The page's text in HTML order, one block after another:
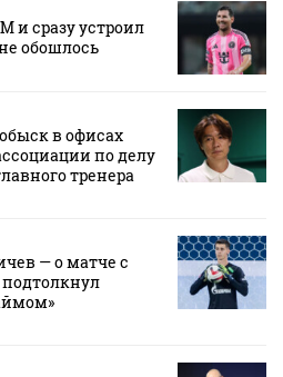
и сразу устроил
обошлось
в офисах
по делу
тренера
— о матче с
подтолкнул